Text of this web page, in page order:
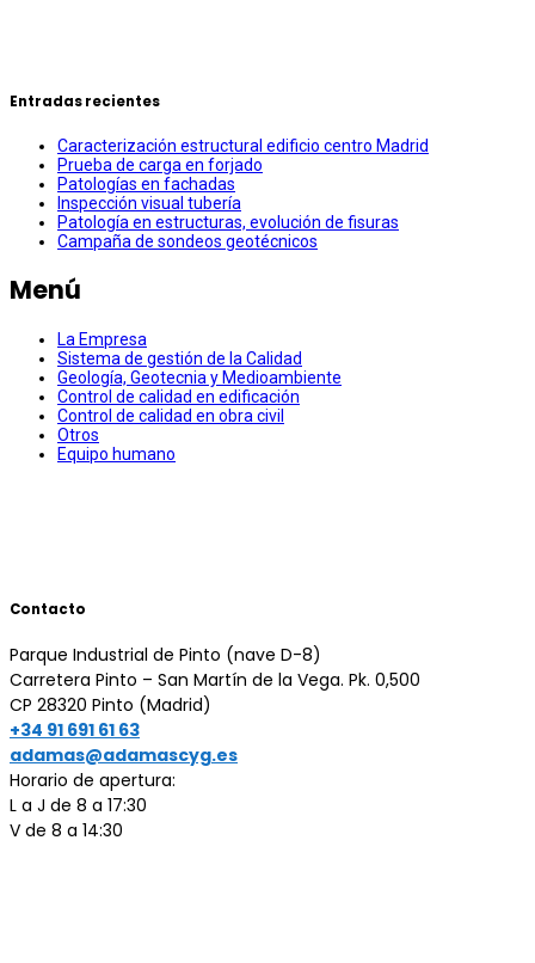
Entradas recientes
Caracterización estructural edificio centro Madrid
Prueba de carga en forjado
Patologías en fachadas
Inspección visual tubería
Patología en estructuras, evolución de fisuras
Campaña de sondeos geotécnicos
Menú
La Empresa
Sistema de gestión de la Calidad
Geología, Geotecnia y Medioambiente
Control de calidad en edificación
Control de calidad en obra civil
Otros
Equipo humano
Contacto
Parque Industrial de Pinto (nave D-8)
Carretera Pinto – San Martín de la Vega. Pk. 0,500
CP 28320 Pinto (Madrid)
+34 91 691 61 63
Horario de apertura:
L a J de 8 a 17:30
V de 8 a 14:30